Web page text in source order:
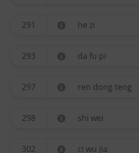
291 he zi
293 da fu pi
297 ren dong teng
298 shi wei
302 ci wu jia